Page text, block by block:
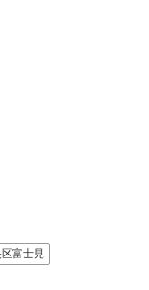
富士見